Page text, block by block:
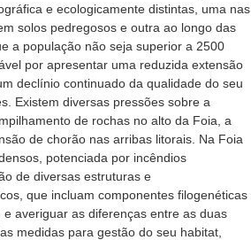
e ecologicamente distintas, uma nas
solos pedregosos e outra ao longo das
a população não seja superior a 2500
por apresentar uma reduzida extensão
declínio continuado da qualidade do seu
Existem diversas pressões sobre a
de rochas no alto da Foia, a
de chorão nas arribas litorais. Na Foia
potenciada por incêndios
de diversas estruturas e
que incluam componentes filogenéticas
averiguar as diferenças entre as duas
medidas para gestão do seu habitat,